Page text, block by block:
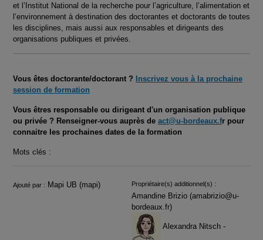
et l’Institut National de la recherche pour l’agriculture, l’alimentation et
l’environnement à destination des doctorantes et doctorants de toutes
les disciplines, mais aussi aux responsables et dirigeants des
organisations publiques et privées.
Vous êtes doctorante/doctorant ?
Inscrivez vous à la prochaine
session de formation
Vous êtres responsable ou dirigeant d'un organisation publique
ou privée ? Renseigner-vous auprès de act@u-bordeaux.fr pour
connaitre les prochaines dates de la formation
Mots clés :
Infos
Ajouté par : Mapi UB (mapi) Propriétaire(s) additionnel(s) :
Amandine Brizio (amabrizio@u-
bordeaux.fr)
Alexandra Nitsch -